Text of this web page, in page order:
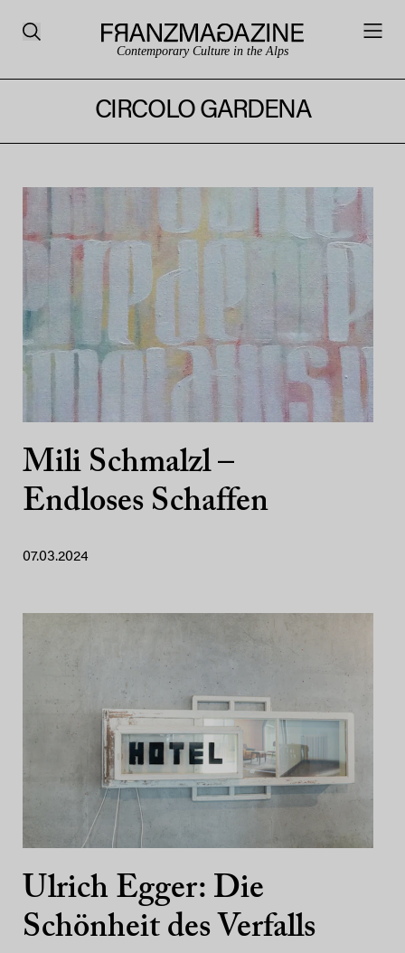
Contemporary Culture in the Alps
CIRCOLO GARDENA
Mili Schmalzl –
Endloses Schaffen
07.03.2024
Ulrich Egger: Die
Schönheit des Verfalls